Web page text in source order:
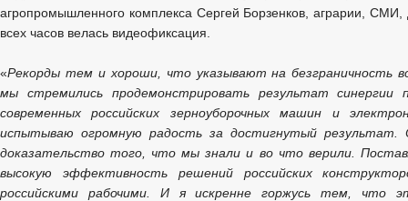
агропромышленного комплекса Сергей Борзенков, аграрии, СМИ,
всех часов велась видеофиксация.
«Рекорды тем и хороши, что указывают на безграничность
мы стремились продемонстрировать результат синергии
современных российских зерноуборочных машин и
испытываю огромную радость за достигнутый результат.
доказательство того, что мы знали и во что верили.
высокую эффективность решений российских
российскими рабочими. И я искренне горжусь тем, что